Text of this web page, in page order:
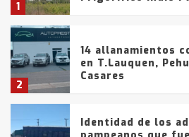
1
2
14 allanamientos
en T.Lauquen,
Casares
Identidad de los